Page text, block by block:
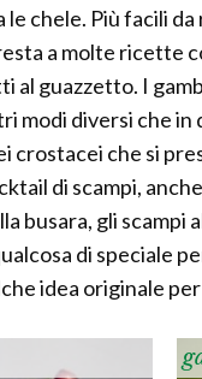
le chele. Più facili
a molte ricette
al guazzetto. I
modi diversi che
crostacei che si
di scampi,
busara, gli scampi
di speciale
idea originale